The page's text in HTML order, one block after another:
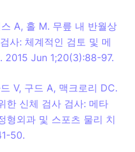
A, 홀 M. 무릎 내 반월상
사: 체계적인 검토 및 메
2015 Jun 1;20(3):88-97.
V, 구드 A, 맥크로리 DC.
한 신체 검사 검사: 메타
형외과 및 스포츠 물리 치
50.